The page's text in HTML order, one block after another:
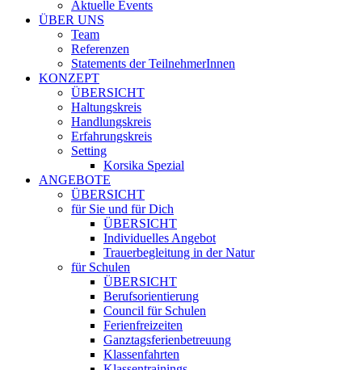
Aktuelle Events
ÜBER UNS
Team
Referenzen
Statements der TeilnehmerInnen
KONZEPT
ÜBERSICHT
Haltungskreis
Handlungskreis
Erfahrungskreis
Setting
Korsika Spezial
ANGEBOTE
ÜBERSICHT
für Sie und für Dich
ÜBERSICHT
Individuelles Angebot
Trauerbegleitung in der Natur
für Schulen
ÜBERSICHT
Berufsorientierung
Council für Schulen
Ferienfreizeiten
Ganztagsferienbetreuung
Klassenfahrten